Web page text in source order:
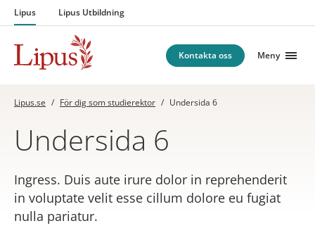
Hoppa till innehåll
Lipus Lipus Utbildning
Kontakta oss Meny
Lipus.se / För dig som studierektor / Undersida 6
Undersida 6
Ingress. Duis aute irure dolor in reprehenderit
in voluptate velit esse cillum dolore eu fugiat
nulla pariatur.